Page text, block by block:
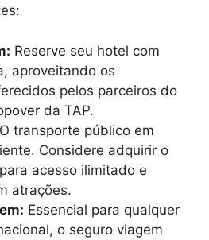
Reserve seu hotel com
aproveitando os
pelos parceiros do
da TAP.
O transporte público em
Considere adquirir o
acesso ilimitado e
atrações.
Essencial para qualquer
o seguro viagem